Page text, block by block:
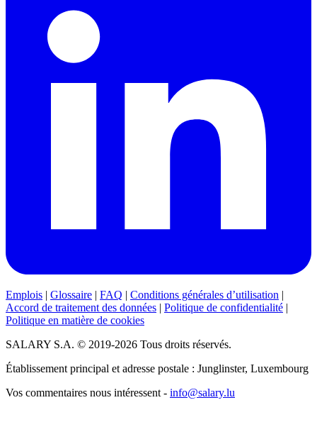
Emplois | Glossaire | FAQ | Conditions générales d’utilisation |
Accord de traitement des données | Politique de confidentialité |
Politique en matière de cookies
SALARY S.A. © 2019-2026 Tous droits réservés.
Établissement principal et adresse postale : Junglinster, Luxembourg
Vos commentaires nous intéressent - info@salary.lu